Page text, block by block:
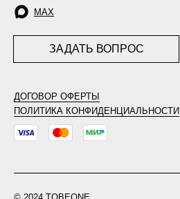
MAX
ДОГОВОР ОФЕРТЫ
ПОЛИТИКА КОНФИДЕНЦИАЛЬНОСТИ
ЗАДАТЬ ВОПРОС
© 2024 TOBEONE